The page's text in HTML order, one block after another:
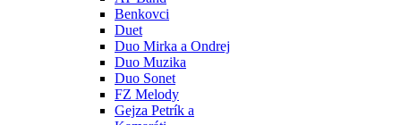
Benkovci
Duet
Duo Mirka a Ondrej
Duo Muzika
Duo Sonet
FZ Melody
Gejza Petrík a